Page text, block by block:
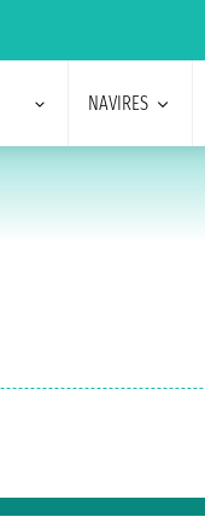
NAVIRES